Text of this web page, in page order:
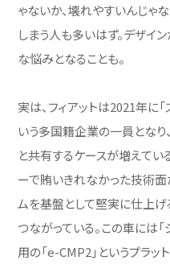
ゃないか、壊れやすいんじゃ
しまう人も多いはず。デザイ
な悩みとなることも。
実は、フィアットは2021年に
いう多国籍企業の一員となり
と共有するケースが増えてい
ーで賄いきれなかった技術面
ムを基盤として堅実に仕上げ
つながっている。この車には
用の「e-CMP2」というプラッ